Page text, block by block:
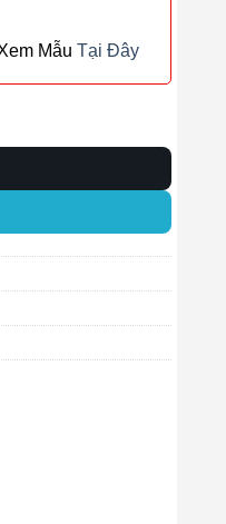
Mẫu Tại Đây